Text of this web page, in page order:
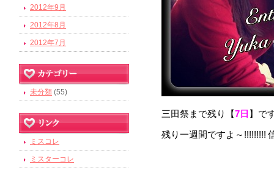
三田祭まで残り【7日 】で
残り一週間ですよ～!!!!!!!!!
2012年9月
2012年8月
2012年7月
未分類 (55)
ミスコレ
ミスターコレ